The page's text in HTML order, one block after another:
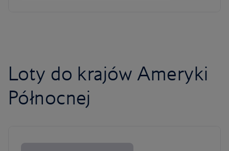
Loty do krajów Ameryki
Północnej